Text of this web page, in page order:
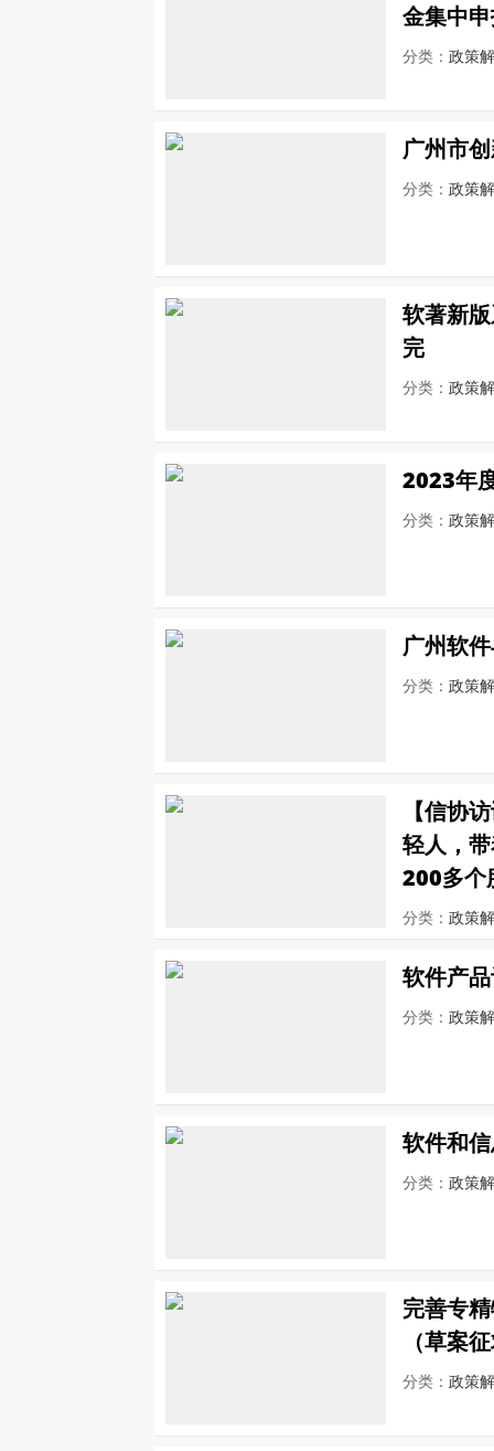
金集中
分类： 政策
广州市
分类： 政策
软著新
完
分类： 政策
2023年
分类： 政策
广州软
分类： 政策
【信协
轻人，
200多
分类： 政策
软件产
分类： 政策
软件和
分类： 政策
完善专
（草案
分类： 政策